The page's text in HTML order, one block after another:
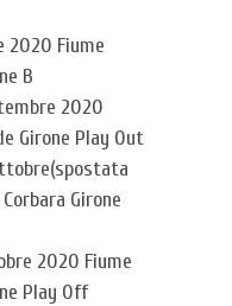
2020 Fiume
B
2020
Girone Play Out
Girone
2020 Fiume
Play Off